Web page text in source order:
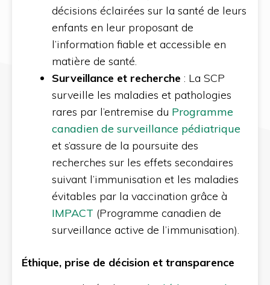
décisions éclairées sur la santé de leurs
enfants en leur proposant de
l’information fiable et accessible en
matière de santé.
Surveillance et recherche : La SCP
surveille les maladies et pathologies
rares par l’entremise du Programme
canadien de surveillance pédiatrique
et s’assure de la poursuite des
recherches sur les effets secondaires
suivant l’immunisation et les maladies
évitables par la vaccination grâce à
IMPACT (Programme canadien de
surveillance active de l’immunisation).
Éthique, prise de décision et transparence